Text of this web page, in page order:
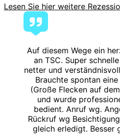
Lesen Sie hier weitere
Auf diesem Wege ein
an TSC. Super
netter und
Brauchte spontan
(Große Flecken auf
und wurde
bedient. Anruf wg.
Rückruf wg
gleich erledigt. Besser